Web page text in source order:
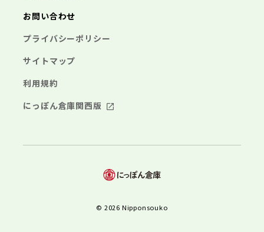
お問い合わせ
プライバシーポリシー
サイトマップ
利用規約
にっぽん倉庫関西版
© 2026 Nipponsouko